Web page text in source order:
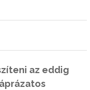
az eddig